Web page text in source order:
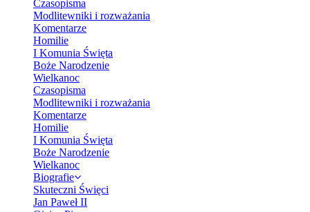
Czasopisma
Modlitewniki i rozważania
Komentarze
Homilie
I Komunia Święta
Boże Narodzenie
Wielkanoc
Czasopisma
Modlitewniki i rozważania
Komentarze
Homilie
I Komunia Święta
Boże Narodzenie
Wielkanoc
Biografie
Skuteczni Święci
Jan Paweł II